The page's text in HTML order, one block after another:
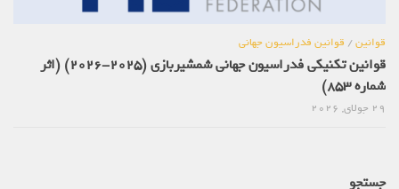
قوانین/ قوانین فدراسیون جهانی
قوانین تکنیکی فدراسیون جهانی شمشیربازی (2025-2026) (اثر
شماره 853)
29 جولای, 2026
جستجو